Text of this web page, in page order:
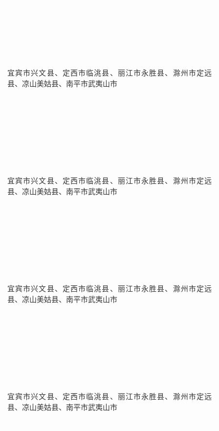
宜宾市兴文县、定西市临洮县、丽江市永胜县、滁州市定远
县、凉山美姑县、南平市武夷山市
宜宾市兴文县、定西市临洮县、丽江市永胜县、滁州市定远
县、凉山美姑县、南平市武夷山市
宜宾市兴文县、定西市临洮县、丽江市永胜县、滁州市定远
县、凉山美姑县、南平市武夷山市
宜宾市兴文县、定西市临洮县、丽江市永胜县、滁州市定远
县、凉山美姑县、南平市武夷山市